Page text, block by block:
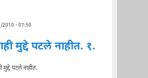
- 07:50
मुद्दे पटले नाहीत. १.
मुद्दे पटले नाहीत.